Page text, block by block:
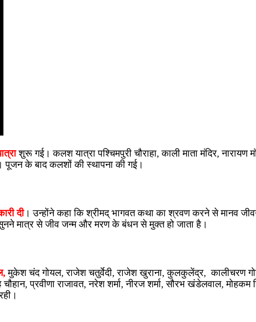
शुरू गई। कलश यात्रा पश्चिमपुरी चौराहा, काली माता मंदिर, नारायण
पूजन के बाद कलशों की स्थापना की गई।
दी। उन्होंने कहा कि श्रीमद् भागवत कथा का श्रवण करने से मानव
मात्र से जीव जन्म और मरण के बंधन से मुक्त हो जाता है।
मुकेश चंद गोयल, राजेश चतुर्वेदी, राजेश खुराना, कुलकुलेंद्र, कालीचरण
प्रवीणा राजावत, नरेश शर्मा, नीरज शर्मा, सौरभ खंडेलवाल, मोहकम